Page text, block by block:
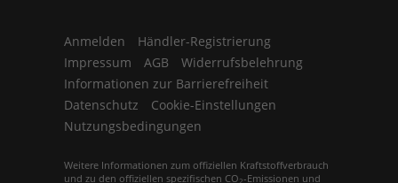
Anmelden
Händler-Registrierung
Impressum
AGB
Widerrufsbelehrung
Informationen zur Barrierefreiheit
Datenschutz
Cookie-Einstellungen
Nutzungsbedingungen
Weitere Informationen zum offiziellen Kraftstoffverbrauch
und zu den offiziellen spezifischen CO 2-Emissionen und